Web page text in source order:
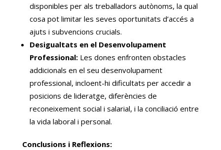
disponibles per als treballadors autònoms, la qual
cosa pot limitar les seves oportunitats d’accés a
ajuts i subvencions crucials.
Desigualtats en el Desenvolupament
Professional:Les dones enfronten obstacles
addicionals en el seu desenvolupament
professional, incloent-hi dificultats per accedir a
posicions de lideratge, diferències de
reconeixement social i salarial, i la conciliació entre
la vida laboral i personal.
Conclusions i Reflexions: